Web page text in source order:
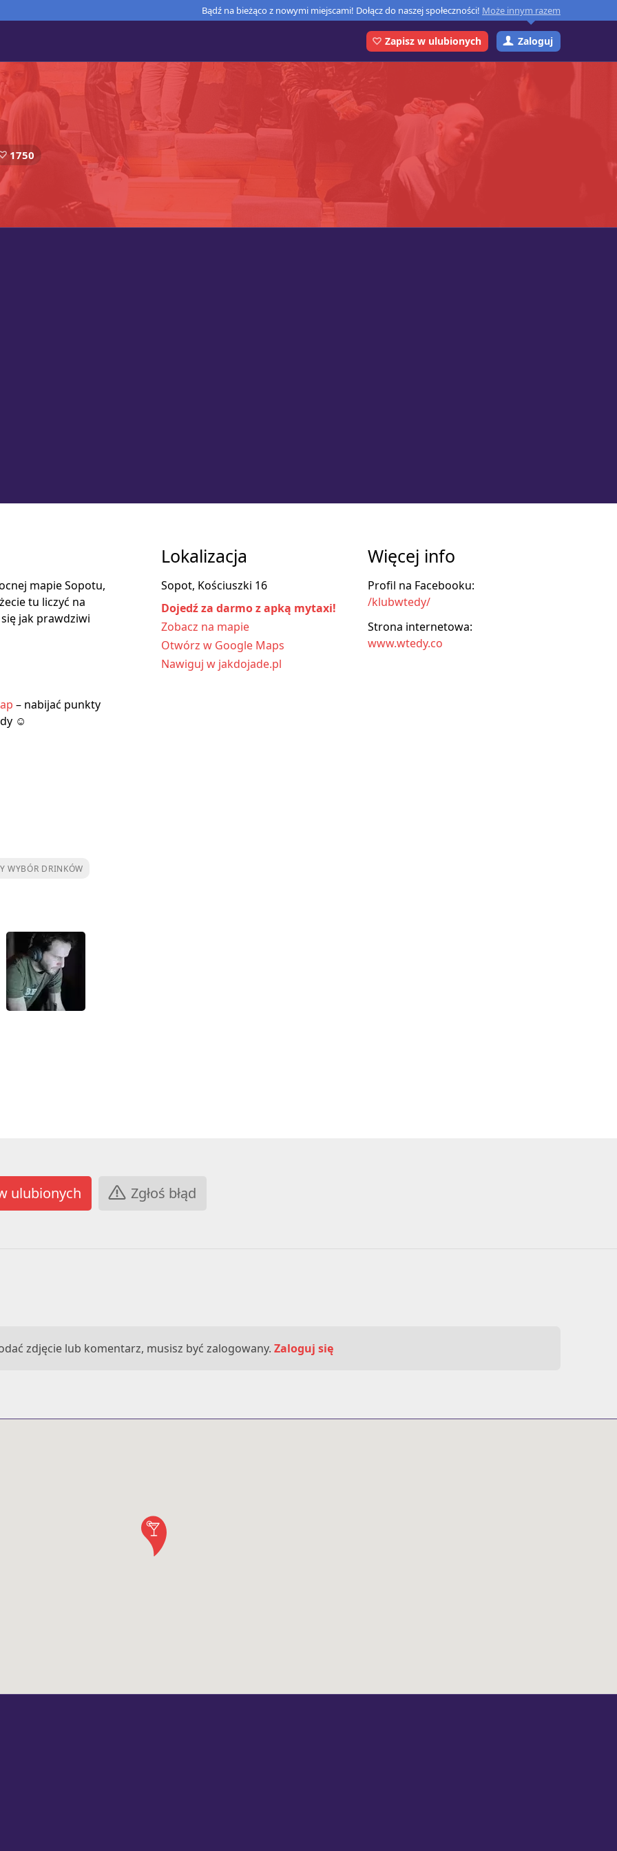
Bądź na bieżąco z nowymi miejscami! Dołącz do naszej społeczności! Może innym razem
Zaloguj
1750
mapie Sopotu,
tu liczyć na
jak prawdziwi
– nabijać punkty
☺
WYBÓR DRINKÓW
Lokalizacja
Sopot, Kościuszki 16
Dojedź za darmo z apką mytaxi!
Zobacz na mapie
Otwórz w Google Maps
Nawiguj w jakdojade.pl
Więcej info
Profil na Facebooku:
/klubwtedy/
Strona internetowa:
www.wtedy.co
Zgłoś błąd
zdjęcie lub komentarz, musisz być zalogowany. Zaloguj się